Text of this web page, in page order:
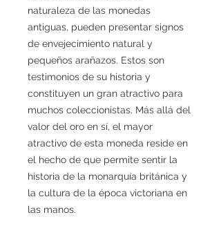
naturaleza de las monedas
antiguas, pueden presentar signos
de envejecimiento natural y
pequeños arañazos. Estos son
testimonios de su historia y
constituyen un gran atractivo para
muchos coleccionistas. Más allá del
valor del oro en sí, el mayor
atractivo de esta moneda reside en
el hecho de que permite sentir la
historia de la monarquía británica y
la cultura de la época victoriana en
las manos.